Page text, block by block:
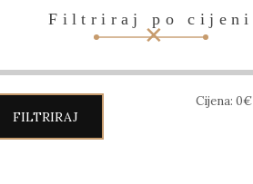
Filtriraj po cijeni
FILTRIRAJ
Cijena: 0€